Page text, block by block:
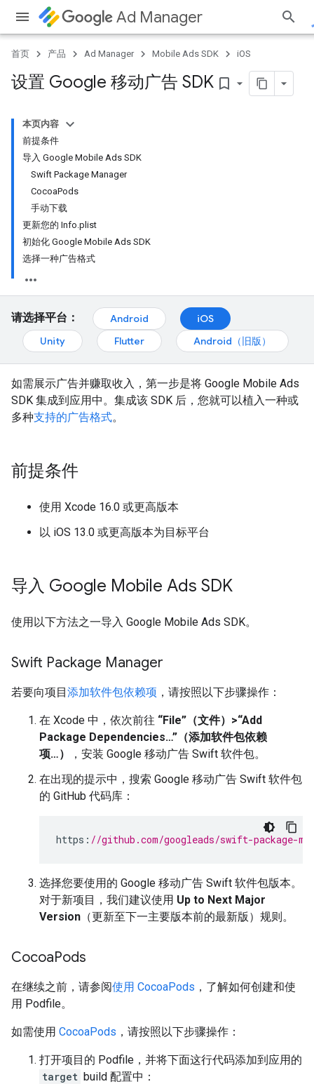
Ad Manager
首页 产品 Ad Manager Mobile Ads SDK iOS
设置 Google 移动广告 SDK bookmark_border
本页内容
前提条件
导入 Google Mobile Ads SDK
Swift Package Manager
CocoaPods
手动下载
更新您的 Info.plist
初始化 Google Mobile Ads SDK
选择一种广告格式
请选择平台： Android
iOS
Unity
Flutter Android（旧版）
如需展示广告并赚取收入，第一步是将 Google Mobile Ads
SDK 集成到应用中。集成该 SDK 后，您就可以植入一种或
多种支持的广告格式。
前提条件
使用 Xcode 16.0 或更高版本
以 iOS 13.0 或更高版本为目标平台
导入 Google Mobile Ads SDK
使用以下方法之一导入 Google Mobile Ads SDK。
Swift Package Manager
若要向项目添加软件包依赖项 ，请按照以下步骤操作：
在 Xcode 中，依次前往 “File”（文件）>“Add
Package Dependencies…”（添加软件包依赖
项…）
，安装 Google 移动广告 Swift 软件包。
在出现的提示中，搜索 Google 移动广告 Swift 软件包
的 GitHub 代码库：
https : //github.com/googleads/swift-package-
选择您要使用的 Google 移动广告 Swift 软件包版本。
对于新项目，我们建议使用 Up to Next Major
Version （更新至下一主要版本前的最新版）规则。
CocoaPods
在继续之前，请参阅使用 CocoaPods ，了解如何创建和使
用 Podfile。
如需使用 CocoaPods ，请按照以下步骤操作：
打开项目的 Podfile，并将下面这行代码添加到应用的
target build 配置中：